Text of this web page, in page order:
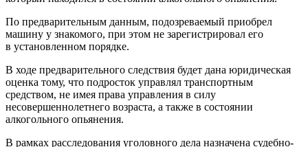
По предварительным данным, подозреваемый приобрел
машину у знакомого, при этом не зарегистрировал его
в установленном порядке.
В ходе предварительного следствия будет дана юридическая
оценка тому, что подросток управлял транспортным
средством, не имея права управления в силу
несовершеннолетнего возраста, а также в состоянии
алкогольного опьянения.
В рамках расследования уголовного дела назначена судебно-